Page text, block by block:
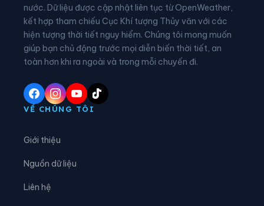
Xã Bình Giang Xã Bình Hòa
Xã Bình Mỹ Xã Bình Sơn
Xã Bình Thạnh Đông Xã Cần Đăng
Xã Châu Phong
Xã Châu Thành
nước. Dữ liệu được cập nhật liên tục từ OpenWeather,
kết hợp tham chiếu Cục Khí tượng Thủy văn với các
hiện tượng thời tiết nguy hiểm. Chúng tôi mong muốn
giúp bạn chủ động trước mọi diễn biến thời tiết, an
toàn hơn khi ra ngoài và trong mỗi chuyến đi.
VỀ CHÚNG TÔI
Giới thiệu
Nguồn dữ liệu
Liên hệ